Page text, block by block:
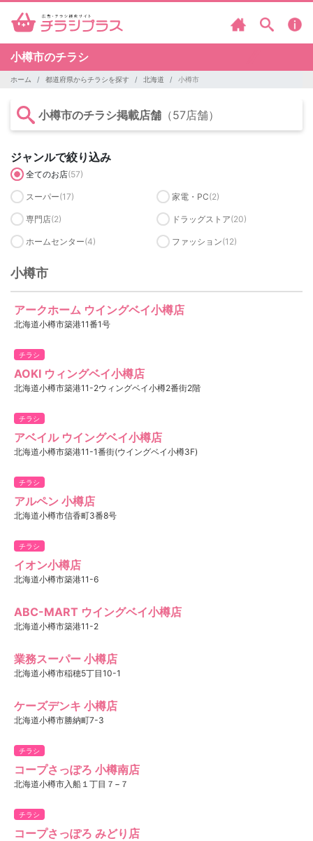
小樽市のチラシ
ホーム 都道府県からチラシを探す 北海道 小樽市
小樽市のチラシ掲載店舗 （57店舗）
ジャンルで絞り込み
全てのお店(57)
スーパー(17) 家電・PC(2)
専門店(2) ドラッグストア(20)
ホームセンター(4) ファッション(12)
小樽市
アークホーム ウイングベイ小樽店
北海道小樽市築港11番1号
チラシ
AOKI ウィングベイ小樽店
北海道小樽市築港11-2ウィングベイ小樽2番街2階
チラシ
アベイル ウイングベイ小樽店
北海道小樽市築港11-1番街(ウイングベイ小樽3F)
チラシ
アルペン 小樽店
北海道小樽市信香町3番8号
チラシ
イオン小樽店
北海道小樽市築港11-6
ABC-MART ウイングベイ小樽店
北海道小樽市築港11-2
業務スーパー 小樽店
北海道小樽市稲穂5丁目10-1
ケーズデンキ 小樽店
北海道小樽市勝納町7-3
チラシ
コープさっぽろ 小樽南店
北海道小樽市入船１丁目７−７
チラシ
コープさっぽろ みどり店